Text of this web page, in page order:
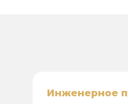
Инженерное